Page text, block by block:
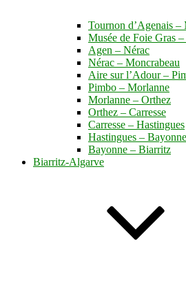
Tournon d’Agenais –
Musée de Foie Gras
Agen – Nérac
Nérac – Moncrabeau
Aire sur l’Adour –
Pimbo – Morlanne
Morlanne – Orthez
Orthez – Carresse
Carresse – Hastingues
Hastingues – Bayonne
Bayonne – Biarritz
Biarritz-Algarve